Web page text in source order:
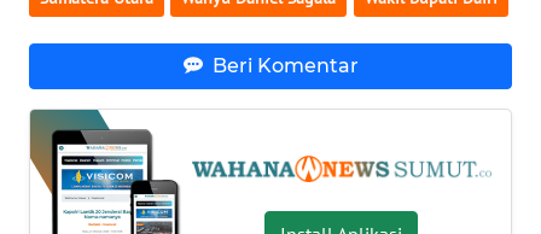
Beri Komentar
WN
SULUT
WN
MALUKU